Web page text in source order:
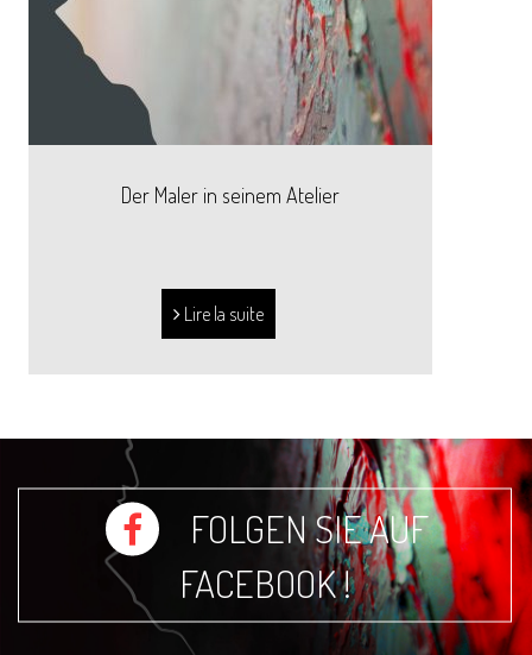
Der Maler in seinem Atelier
Lire la suite
FOLGEN SIE AUF
FACEBOOK !